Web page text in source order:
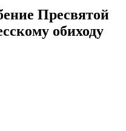
Пресвятой
обиходу